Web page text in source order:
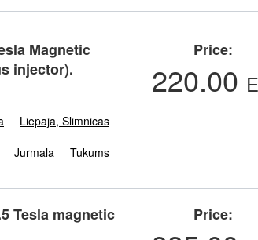
Magnetic
injector).
Liepaja, Slimnicas
Jurmala Tukums
Price
220.00
Tesla magnetic
Price